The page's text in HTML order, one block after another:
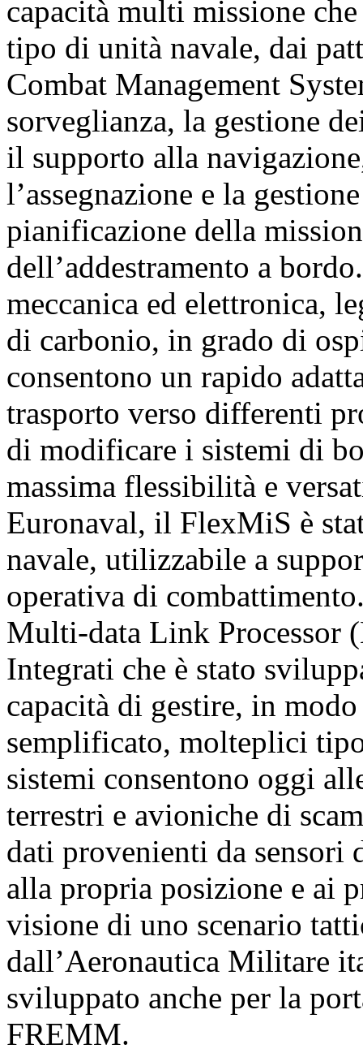
capacità multi missione
tipo di unità navale, dai
Combat Management
sorveglianza, la gestione
il supporto alla
l’assegnazione e la
pianificazione della
dell’addestramento a
meccanica ed elettronica,
di carbonio, in grado di
consentono un rapido
trasporto verso differenti
di modificare i sistemi di
massima flessibilità e
Euronaval, il FlexMiS è
navale, utilizzabile a
operativa di
Multi-data Link Processor
Integrati che è stato
capacità di gestire, in
semplificato, molteplici
sistemi consentono oggi
terrestri e avioniche di
dati provenienti da
alla propria posizione e ai
visione di uno scenario
dall’Aeronautica Militare
sviluppato anche per la
FREMM.